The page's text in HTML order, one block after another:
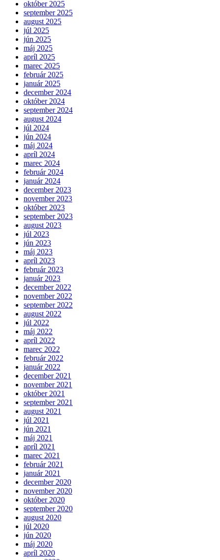
október 2025
september 2025
august 2025
júl 2025
jún 2025
máj 2025
apríl 2025
marec 2025
február 2025
január 2025
december 2024
október 2024
september 2024
august 2024
júl 2024
jún 2024
máj 2024
apríl 2024
marec 2024
február 2024
január 2024
december 2023
november 2023
október 2023
september 2023
august 2023
júl 2023
jún 2023
máj 2023
apríl 2023
február 2023
január 2023
december 2022
november 2022
september 2022
august 2022
júl 2022
máj 2022
apríl 2022
marec 2022
február 2022
január 2022
december 2021
november 2021
október 2021
september 2021
august 2021
júl 2021
jún 2021
máj 2021
apríl 2021
marec 2021
február 2021
január 2021
december 2020
november 2020
október 2020
september 2020
august 2020
júl 2020
jún 2020
máj 2020
apríl 2020